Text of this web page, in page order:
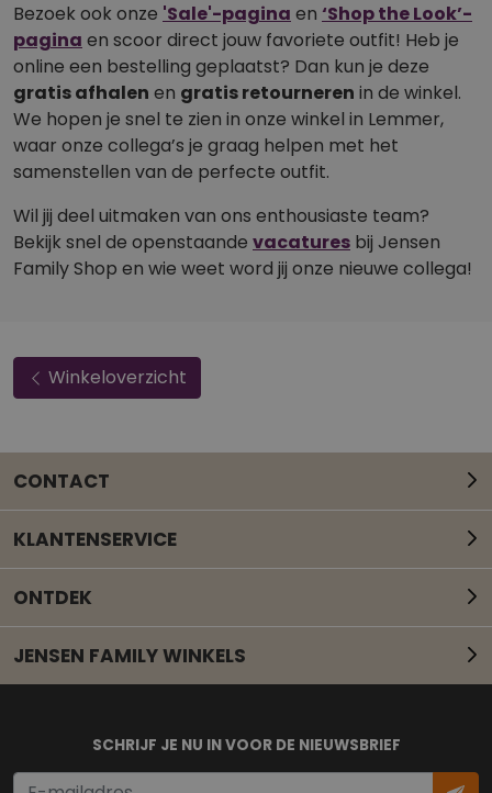
Bezoek ook onze 'Sale'-pagina en ‘Shop the Look’-
pagina en scoor direct jouw favoriete outfit! Heb je
online een bestelling geplaatst? Dan kun je deze
gratis afhalen en gratis retourneren in de winkel.
We hopen je snel te zien in onze winkel in Lemmer,
waar onze collega’s je graag helpen met het
samenstellen van de perfecte outfit.
Wil jij deel uitmaken van ons enthousiaste team?
Bekijk snel de openstaande vacatures bij Jensen
Family Shop en wie weet word jij onze nieuwe collega!
Winkeloverzicht
CONTACT
Mail onze klantenservice
KLANTENSERVICE
ONTDEK
JENSEN FAMILY WINKELS
SCHRIJF JE NU IN VOOR DE NIEUWSBRIEF